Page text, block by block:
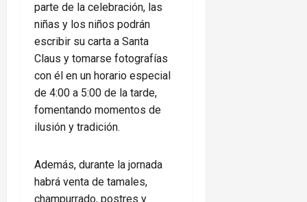
parte de la celebración, las
niñas y los niños podrán
escribir su carta a Santa
Claus y tomarse fotografías
con él en un horario especial
de 4:00 a 5:00 de la tarde,
fomentando momentos de
ilusión y tradición.
Además, durante la jornada
habrá venta de tamales,
champurrado, postres y